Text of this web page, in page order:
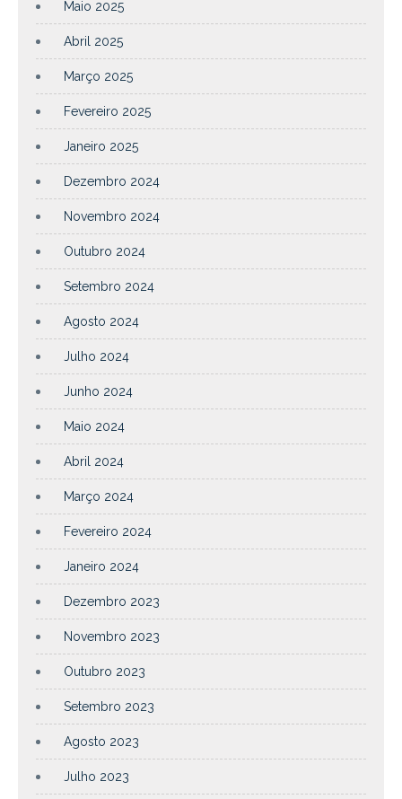
Maio 2025
Abril 2025
Março 2025
Fevereiro 2025
Janeiro 2025
Dezembro 2024
Novembro 2024
Outubro 2024
Setembro 2024
Agosto 2024
Julho 2024
Junho 2024
Maio 2024
Abril 2024
Março 2024
Fevereiro 2024
Janeiro 2024
Dezembro 2023
Novembro 2023
Outubro 2023
Setembro 2023
Agosto 2023
Julho 2023